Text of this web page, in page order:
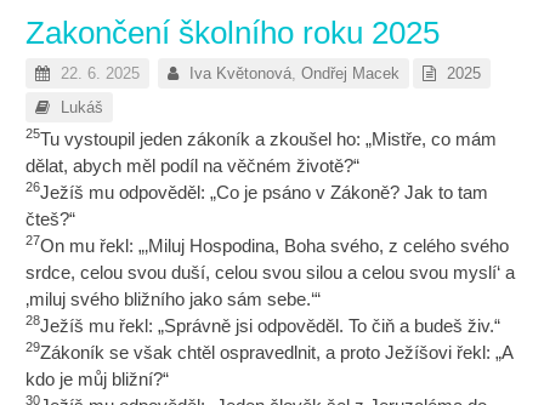
Zakončení školního roku 2025
22. 6. 2025 Iva Květonová,Ondřej Macek
2025
Lukáš
25Tu vystoupil jeden zákoník a zkoušel ho: „Mistře, co mám
dělat, abych měl podíl na věčném životě?“
26Ježíš mu odpověděl: „Co je psáno v Zákoně? Jak to tam
čteš?“
27On mu řekl: „‚Miluj Hospodina, Boha svého, z celého svého
srdce, celou svou duší, celou svou silou a celou svou myslí‘ a
‚miluj svého bližního jako sám sebe.‘“
28Ježíš mu řekl: „Správně jsi odpověděl. To čiň a budeš živ.“
29Zákoník se však chtěl ospravedlnit, a proto Ježíšovi řekl: „A
kdo je můj bližní?“
30